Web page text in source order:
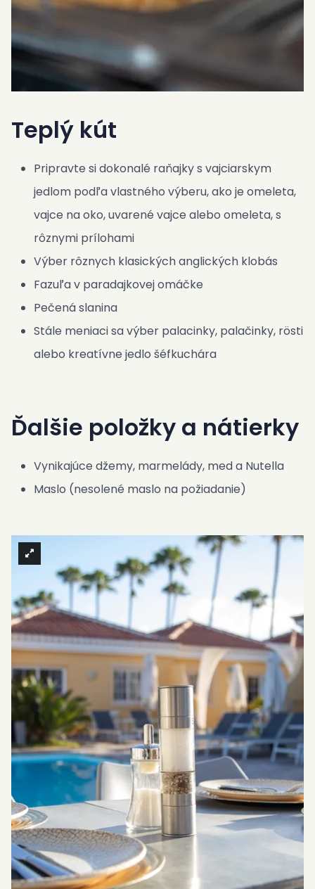
Teplý kút
Pripravte si dokonalé raňajky s vajciarskym
jedlom podľa vlastného výberu, ako je omeleta,
vajce na oko, uvarené vajce alebo omeleta, s
rôznymi prílohami
Výber rôznych klasických anglických klobás
Fazuľa v paradajkovej omáčke
Pečená slanina
Stále meniaci sa výber palacinky, palačinky, rösti
alebo kreatívne jedlo šéfkuchára
Ďalšie položky a nátierky
Vynikajúce džemy, marmelády, med a Nutella
Maslo (nesolené maslo na požiadanie)